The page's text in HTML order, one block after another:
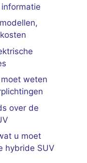
weten
over de
u moet
hybride SUV